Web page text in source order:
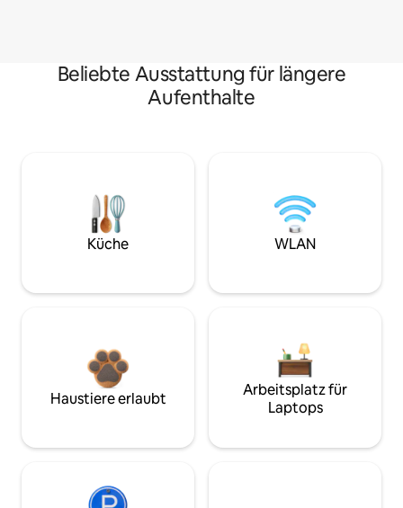
Beliebte Ausstattung für längere
Aufenthalte
Küche WLAN
Haustiere erlaubt
Arbeitsplatz für
Laptops